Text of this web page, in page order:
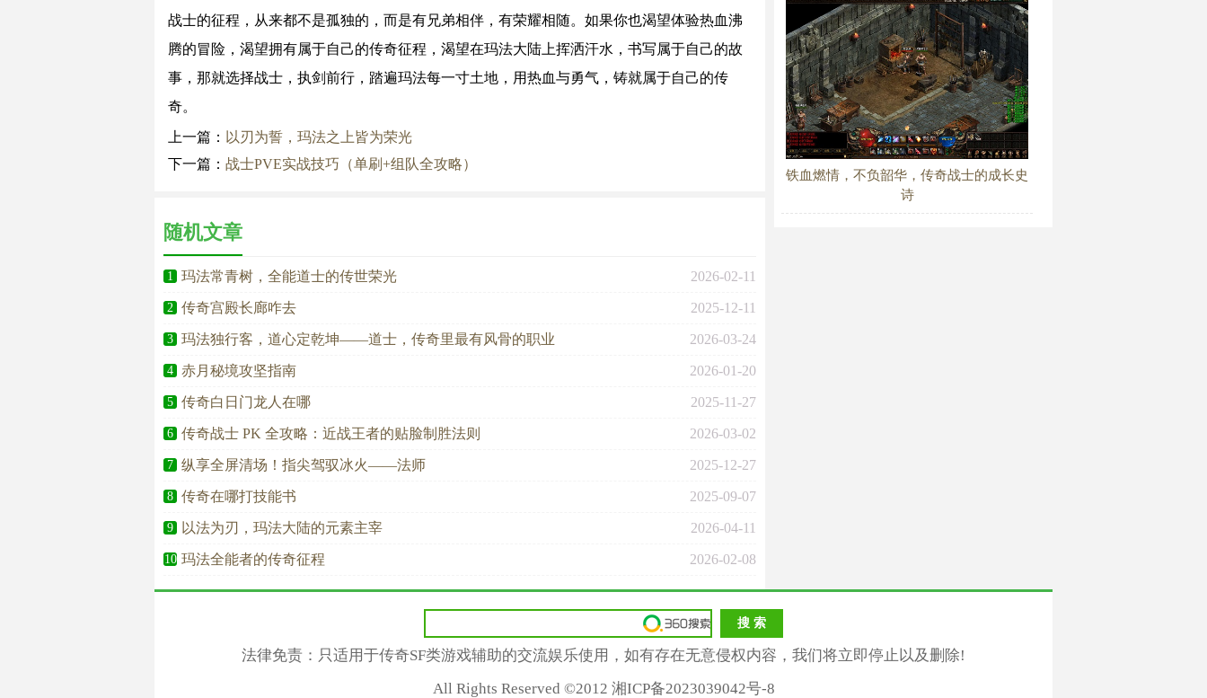
战士的征程，从来都不是孤独的，而是有兄弟相伴，有荣耀相随。如果你也渴望体验热血沸
腾的冒险，渴望拥有属于自己的传奇征程，渴望在玛法大陆上挥洒汗水，书写属于自己的故
事，那就选择战士，执剑前行，踏遍玛法每一寸土地，用热血与勇气，铸就属于自己的传
奇。
上一篇： 以刃为誓，玛法之上皆为荣光
下一篇： 战士PVE实战技巧（单刷+组队全攻略）
随机文章
2026-02-11
1 玛法常青树，全能道士的传世荣光
2025-12-11
2 传奇宫殿长廊咋去
2026-03-24
3 玛法独行客，道心定乾坤——道士，传奇里最有风骨的职业
2026-01-20
4 赤月秘境攻坚指南
2025-11-27
5 传奇白日门龙人在哪
2026-03-02
6 传奇战士 PK 全攻略：近战王者的贴脸制胜法则
2025-12-27
7 纵享全屏清场！指尖驾驭冰火——法师
2025-09-07
8 传奇在哪打技能书
2026-04-11
9 以法为刃，玛法大陆的元素主宰
2026-02-08
10 玛法全能者的传奇征程
铁血燃情，不负韶华，传奇战士的成长史
诗
法律免责：只适用于传奇SF类游戏辅助的交流娱乐使用，如有存在无意侵权内容，我们将立即停止以及删除!
All Rights Reserved ©2012 湘ICP备2023039042号-8